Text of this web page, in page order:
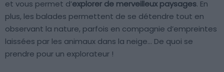
et vous permet d’explorer de merveilleux paysages. En
plus, les balades permettent de se détendre tout en
observant la nature, parfois en compagnie d’empreintes
laissées par les animaux dans la neige… De quoi se
prendre pour un explorateur !